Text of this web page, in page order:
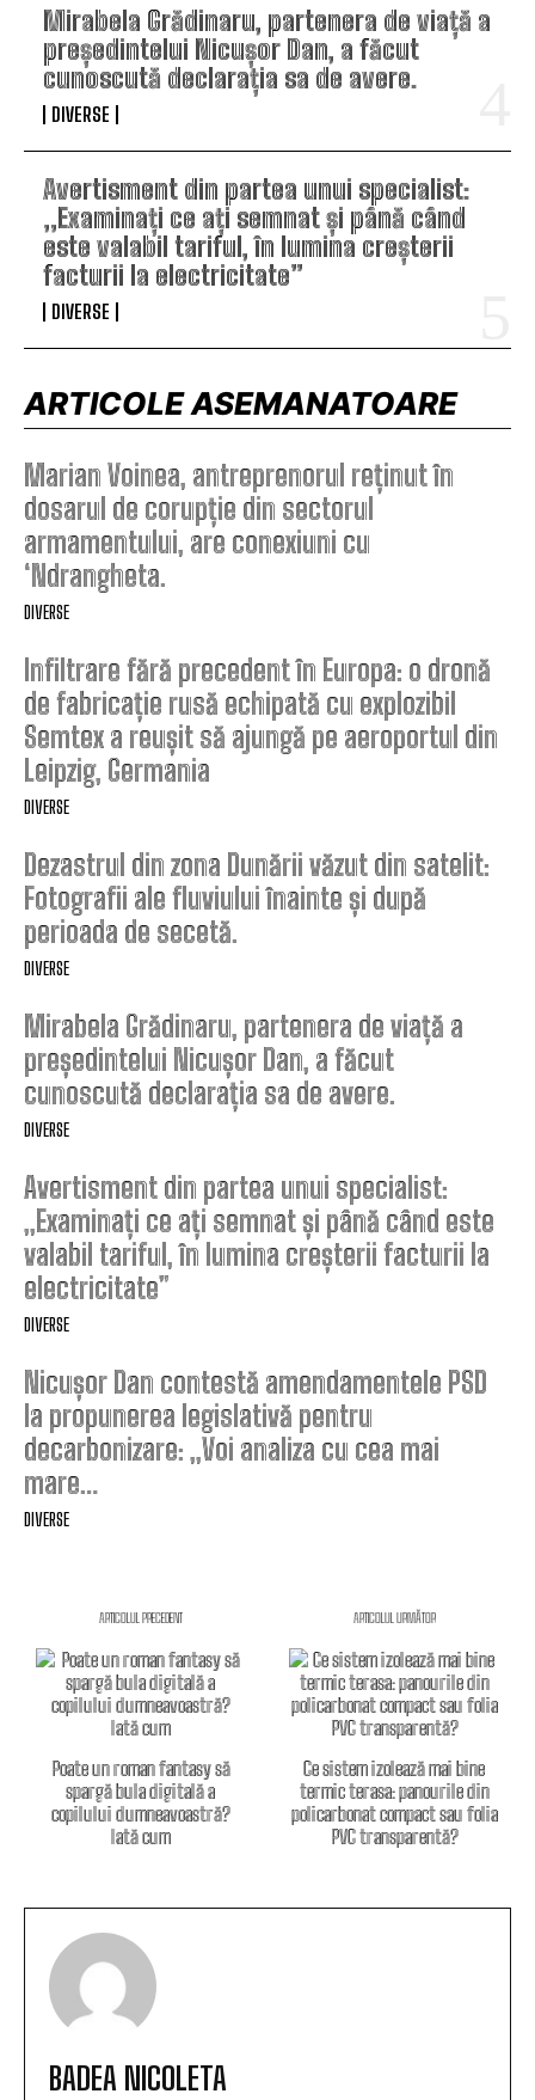
Mirabela Grădinaru, partenera de viață a
președintelui Nicușor Dan, a făcut
cunoscută declarația sa de avere.
DIVERSE
Avertisment din partea unui specialist:
„Examinați ce ați semnat și până când
este valabil tariful, în lumina creșterii
facturii la electricitate”
DIVERSE
ARTICOLE ASEMANATOARE
Marian Voinea, antreprenorul reținut în
dosarul de corupție din sectorul
armamentului, are conexiuni cu
‘Ndrangheta.
DIVERSE
Infiltrare fără precedent în Europa: o dronă
de fabricație rusă echipată cu explozibil
Semtex a reușit să ajungă pe aeroportul din
Leipzig, Germania
DIVERSE
Dezastrul din zona Dunării văzut din satelit:
Fotografii ale fluviului înainte și după
perioada de secetă.
DIVERSE
Mirabela Grădinaru, partenera de viață a
președintelui Nicușor Dan, a făcut
cunoscută declarația sa de avere.
DIVERSE
Avertisment din partea unui specialist:
„Examinați ce ați semnat și până când este
valabil tariful, în lumina creșterii facturii la
electricitate”
DIVERSE
Nicușor Dan contestă amendamentele PSD
la propunerea legislativă pentru
decarbonizare: „Voi analiza cu cea mai
mare…
DIVERSE
ARTICOLUL PRECEDENT
Poate un roman fantasy să
spargă bula digitală a
copilului dumneavoastră?
Iată cum
ARTICOLUL URMĂTOR
Ce sistem izolează mai bine
termic terasa: panourile din
policarbonat compact sau folia
PVC transparentă?
BADEA NICOLETA